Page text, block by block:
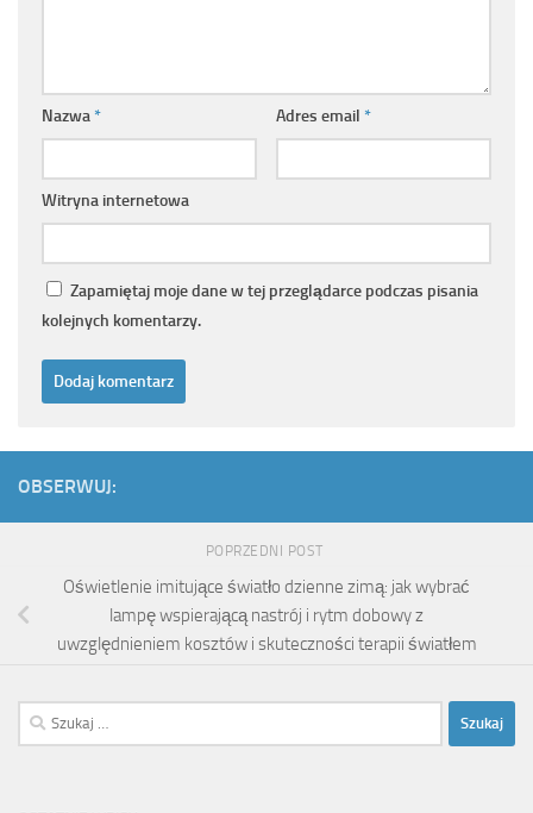
Nazwa* Adres email *
Witryna internetowa
Zapamiętaj moje dane w tej przeglądarce podczas pisania
kolejnych komentarzy.
OBSERWUJ:
POPRZEDNI POST
Oświetlenie imitujące światło dzienne zimą: jak wybrać
lampę wspierającą nastrój i rytm dobowy z
uwzględnieniem kosztów i skuteczności terapii światłem
Szukaj: